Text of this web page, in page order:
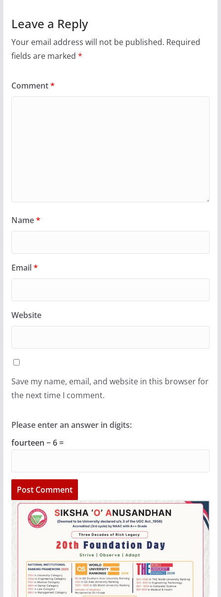
Leave a Reply
Your email address will not be published. Required
fields are marked *
Comment*
Name*
Email*
Website
Save my name, email, and website in this browser for
the next time I comment.
Please enter an answer in digits:
fourteen − 6 =